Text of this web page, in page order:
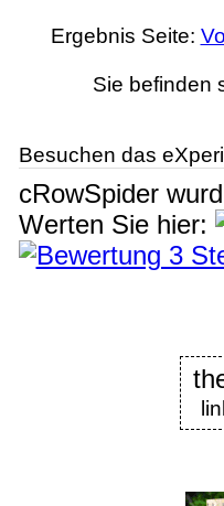
Ergebnis Seite:
Sie befinden
Besuchen das
cRowSpider
Werten Sie hier: